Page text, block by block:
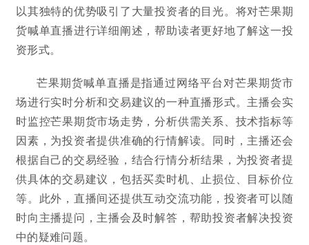
以其独特的优势吸引了大量投资者的目光。将对芒果期
货喊单直播进行详细阐述，帮助读者更好地了解这一投
资形式。
芒果期货喊单直播是指通过网络平台对芒果期货市
场进行实时分析和交易建议的一种直播形式。主播会实
时监控芒果期货市场走势，分析供需关系、技术指标等
因素，为投资者提供准确的行情解读。同时，主播还会
根据自己的交易经验，结合行情分析结果，为投资者提
供具体的交易建议，包括买卖时机、止损位、目标价位
等。此外，直播间还提供互动交流功能，投资者可以随
时向主播提问，主播会及时解答，帮助投资者解决投资
中的疑难问题。